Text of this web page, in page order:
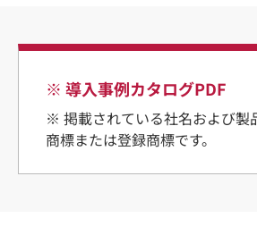
※ 導入事例カタログPDF
※ 掲載されている社名および製
商標または登録商標です。